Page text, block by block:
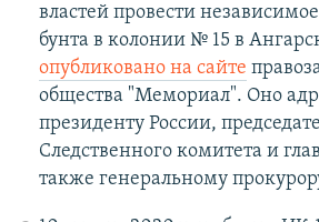
властей провести
бунта в колонии № 15 в
опубликовано на сайте
общества "Мемориал". Оно
президенту России,
Следственного комитета и
также генеральному